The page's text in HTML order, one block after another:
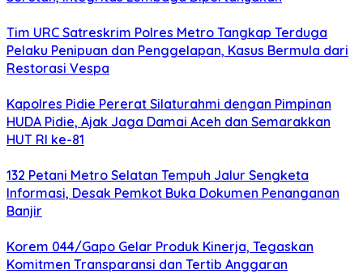
Tim URC Satreskrim Polres Metro Tangkap Terduga
Pelaku Penipuan dan Penggelapan, Kasus Bermula dari
Restorasi Vespa
Kapolres Pidie Pererat Silaturahmi dengan Pimpinan
HUDA Pidie, Ajak Jaga Damai Aceh dan Semarakkan
HUT RI ke-81
132 Petani Metro Selatan Tempuh Jalur Sengketa
Informasi, Desak Pemkot Buka Dokumen Penanganan
Banjir
Korem 044/Gapo Gelar Produk Kinerja, Tegaskan
Komitmen Transparansi dan Tertib Anggaran